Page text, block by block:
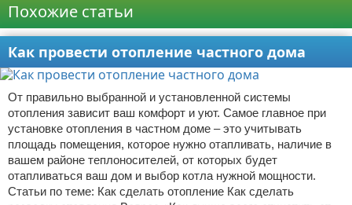
Похожие статьи
Как провести отопление частного дома
От правильно выбранной и установленной системы
отопления зависит ваш комфорт и уют. Самое главное при
установке отопления в частном доме – это учитывать
площадь помещения, которое нужно отапливать, наличие в
вашем районе теплоносителей, от которых будет
отапливаться ваш дом и выбор котла нужной мощности.
Статьи по теме: Как сделать отопление Как сделать